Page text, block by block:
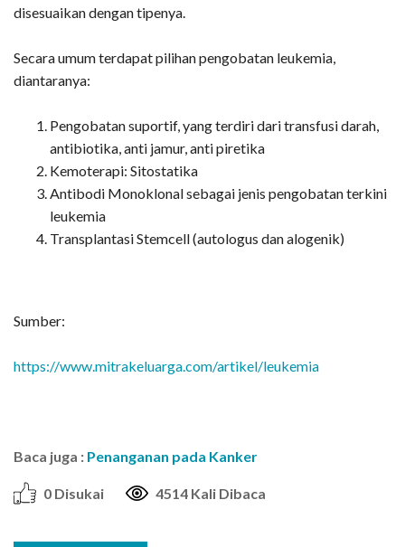
disesuaikan dengan tipenya.
Secara umum terdapat pilihan pengobatan leukemia,
diantaranya:
Pengobatan suportif, yang terdiri dari transfusi darah,
antibiotika, anti jamur, anti piretika
Kemoterapi: Sitostatika
Antibodi Monoklonal sebagai jenis pengobatan terkini
leukemia
Transplantasi Stemcell (autologus dan alogenik)
Sumber:
https://www.mitrakeluarga.com/artikel/leukemia
Baca juga : Penanganan pada Kanker
0 Disukai 4514 Kali Dibaca